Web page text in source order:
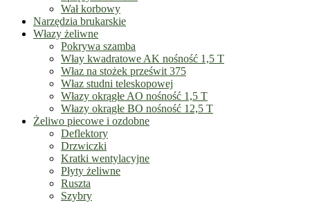
Wał korbowy
Narzędzia brukarskie
Włazy żeliwne
Pokrywa szamba
Włay kwadratowe AK nośność 1,5 T
Właz na stożek prześwit 375
Właz studni teleskopowej
Włazy okrągłe AO nośność 1,5 T
Włazy okrągłe BO nośność 12,5 T
Żeliwo piecowe i ozdobne
Deflektory
Drzwiczki
Kratki wentylacyjne
Płyty żeliwne
Ruszta
Szybry